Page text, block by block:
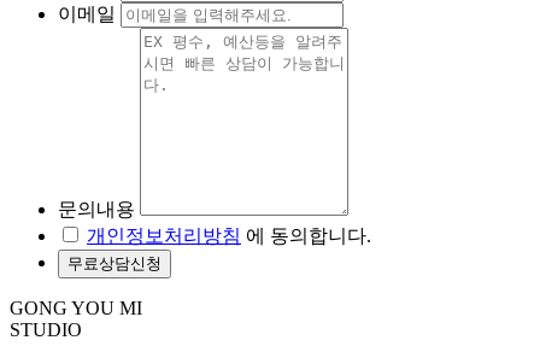
이메일
문의내용
개인정보처리방침 에 동의합니다.
GONG YOU MI
STUDIO